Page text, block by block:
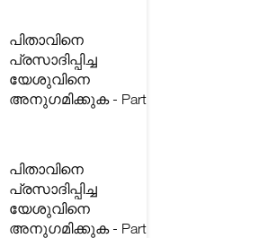
പിതാവിനെ
പ്രസാദിപ്പിച്ച
യേശുവിനെ
അനുഗമിക്കുക - Part
പിതാവിനെ
പ്രസാദിപ്പിച്ച
യേശുവിനെ
അനുഗമിക്കുക - Part